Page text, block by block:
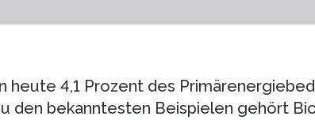
heute 4,1 Prozent des
den bekanntesten Beispielen gehört